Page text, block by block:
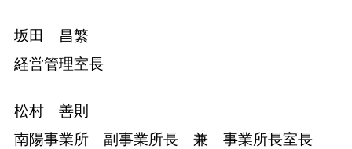
坂田 昌繁
経営管理室長
松村 善則
南陽事業所 副事業所長 兼 事業所長室長